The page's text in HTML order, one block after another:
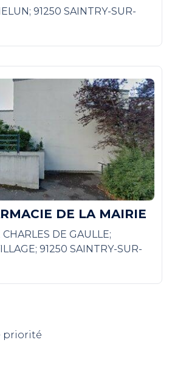
91250 SAINTRY-SUR-
DE LA MAIRIE
DE GAULLE;
91250 SAINTRY-SUR-
priorité